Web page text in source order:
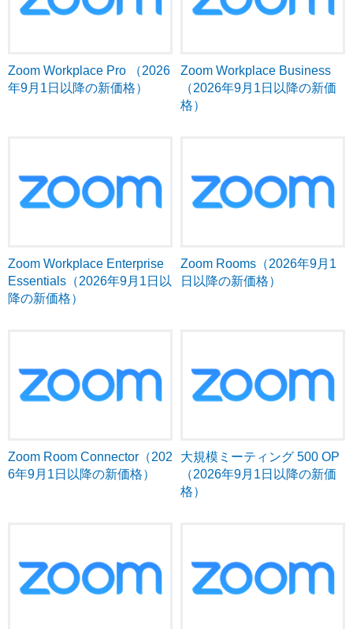
Zoom Workplace Pro （2026
年9月1日以降の新価格）
Zoom Workplace Business
（2026年9月1日以降の新価
格）
Zoom Workplace Enterprise
Essentials（2026年9月1日以
降の新価格）
Zoom Rooms（2026年9月1
日以降の新価格）
Zoom Room Connector（202
6年9月1日以降の新価格）
大規模ミーティング 500 OP
（2026年9月1日以降の新価
格）